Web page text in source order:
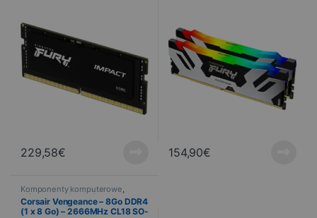
229,58€ 154,90€
Komponenty komputerowe
Informatyka , Pamięć komputera
Corsair Vengeance – 8Go DDR4
(1 x 8 Go) – 2666MHz CL18 SO-